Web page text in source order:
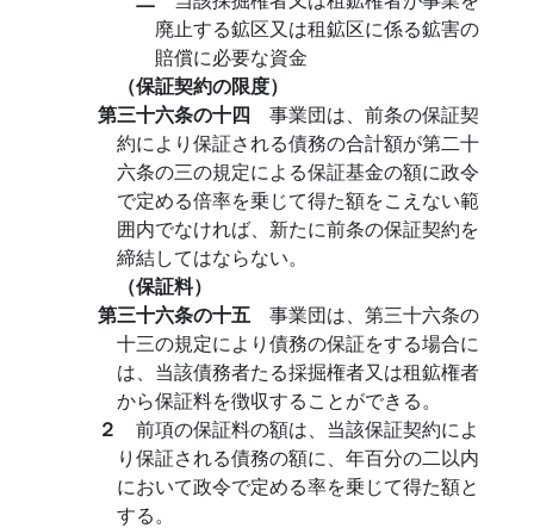
廃止する鉱区又は租鉱区に係る鉱害の
賠償に必要な資金
（保証契約の限度）
第三十六条の十四 事業団は、前条の保証契
約により保証される債務の合計額が第二十
六条の三の規定による保証基金の額に政令
で定める倍率を乗じて得た額をこえない範
囲内でなければ、新たに前条の保証契約を
締結してはならない。
（保証料）
第三十六条の十五 事業団は、第三十六条の
十三の規定により債務の保証をする場合に
は、当該債務者たる採掘権者又は租鉱権者
から保証料を徴収することができる。
２ 前項の保証料の額は、当該保証契約によ
り保証される債務の額に、年百分の二以内
において政令で定める率を乗じて得た額と
する。